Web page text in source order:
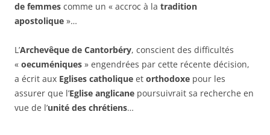
de femmes comme un « accroc à la tradition
apostolique »…
L’Archevêque de Cantorbéry, conscient des difficultés
« oecuméniques » engendrées par cette récente décision,
a écrit aux Eglises catholique et orthodoxe pour les
assurer que l’Eglise anglicane poursuivrait sa recherche en
vue de l’unité des chrétiens…